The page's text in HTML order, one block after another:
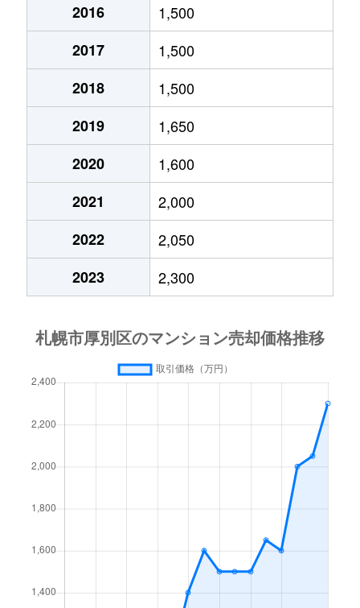
厚別中央２条
3,500万円
厚別中央３条
1,100万円
厚別中央３条
2,500万円
厚別中央３条
2,500万円
厚別中央３条
2,400万円
厚別中央４条
1,500万円
厚別中央４条
2,400万円
厚別中央４条
2,000万円
厚別中央４条
厚別
厚別中央４条
2,000万円
新さっぽろ
厚別中央５条
森林公園(北海道)
厚別西３条
1,200万円
厚別東１条
2,100万円
2016
1,500
2017
1,500
2018
1,500
2019
1,650
2020
1,600
2021
2,000
2022
2,050
2023
2,300